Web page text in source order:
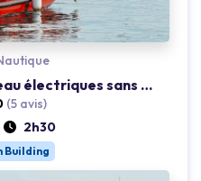
Loading... Chasse au trésor en bateau électriques sans permis la Seine
(5 avis)
2h30
Building